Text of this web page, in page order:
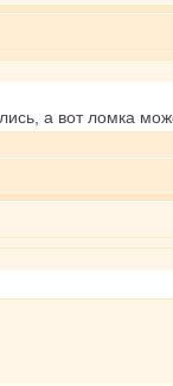
а вот ломка